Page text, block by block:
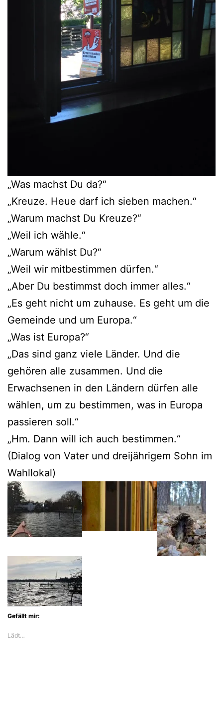
„Was machst Du da?“
„Kreuze. Heue darf ich sieben machen.“
„Warum machst Du Kreuze?“
„Weil ich wähle.“
„Warum wählst Du?“
„Weil wir mitbestimmen dürfen.“
„Aber Du bestimmst doch immer alles.“
„Es geht nicht um zuhause. Es geht um die
Gemeinde und um Europa.“
„Was ist Europa?“
„Das sind ganz viele Länder. Und die
gehören alle zusammen. Und die
Erwachsenen in den Ländern dürfen alle
wählen, um zu bestimmen, was in Europa
passieren soll.“
„Hm. Dann will ich auch bestimmen.“
(Dialog von Vater und dreijährigem Sohn im
Wahllokal)
Gefällt mir:
Lädt…